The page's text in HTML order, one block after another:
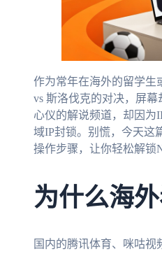
作为常年在海外的留学
vs 斯洛伐克的对决，屏
心仪的解说频道，却因为
域IP封锁。别慌，今天这
操作步骤，让你轻松解锁
为什么海
国内的腾讯体育、咪咕